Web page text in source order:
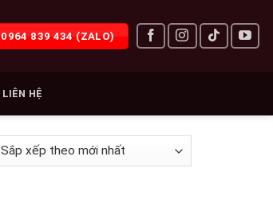
0964 839 434 (ZALO)
LIÊN HỆ